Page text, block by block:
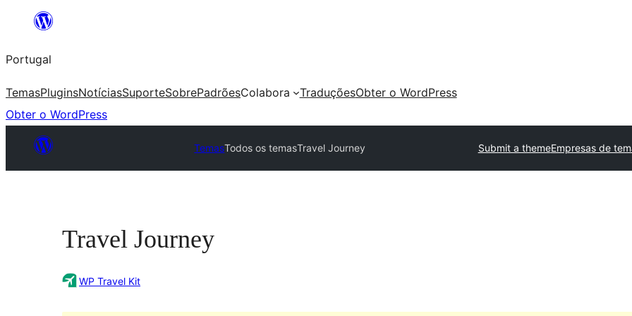
Saltar
o
conteúdo
Portugal
TemasPluginsNotíciasSuporteSobrePadrõesColabora TraduçõesObter o WordPress
Obter o WordPress
TemasTodos os temasTravel Journey Submit a themeEmpresas de
Travel Journey
WP Travel Kit